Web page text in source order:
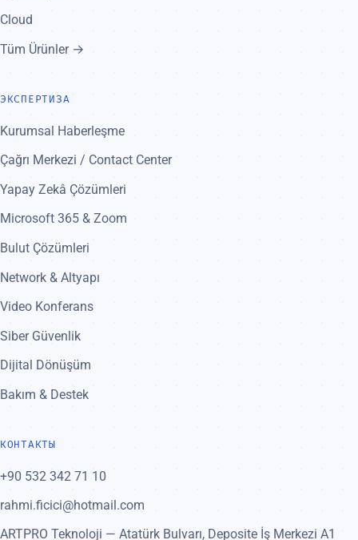
Cloud
Tüm Ürünler →
ЭКСПЕРТИЗА
Kurumsal Haberleşme
Çağrı Merkezi / Contact Center
Yapay Zekâ Çözümleri
Microsoft 365 & Zoom
Bulut Çözümleri
Network & Altyapı
Video Konferans
Siber Güvenlik
Dijital Dönüşüm
Bakım & Destek
КОНТАКТЫ
+90 532 342 71 10
rahmi.ficici@hotmail.com
ARTPRO Teknoloji — Atatürk Bulvarı, Deposite İş Merkezi A1